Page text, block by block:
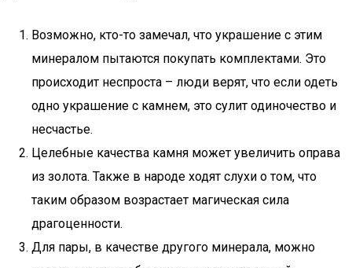
Возможно, кто-то замечал, что украшение с этим
минералом пытаются покупать комплектами. Это
происходит неспроста – люди верят, что если одеть
одно украшение с камнем, это сулит одиночество и
несчастье.
Целебные качества камня может увеличить оправа
из золота. Также в народе ходят слухи о том, что
таким образом возрастает магическая сила
драгоценности.
Для пары, в качестве другого минерала, можно